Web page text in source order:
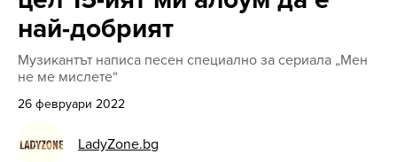
най-добрият
Музикантът написа песен специално за сериала „Мен
не ме мислете“
26 февруари 2022
LadyZone.bg